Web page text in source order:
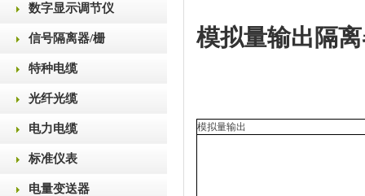
数字显示调节仪
信号隔离器/栅
特种电缆
光纤光缆
电力电缆
标准仪表
电量变送器
模拟量输出隔
模拟量输出